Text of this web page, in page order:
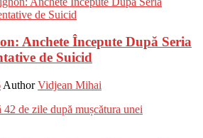
Anchete Începute După Seria
de Suicid
Author Vidjean Mihai